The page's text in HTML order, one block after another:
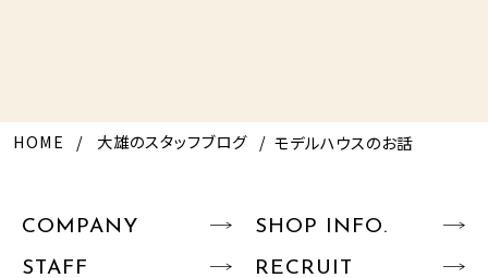
HOME 大雄のスタッフブログ モデルハウスのお話
COMPANY
SHOP INFO.
STAFF
RECRUIT